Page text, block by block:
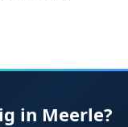
in Meerle?